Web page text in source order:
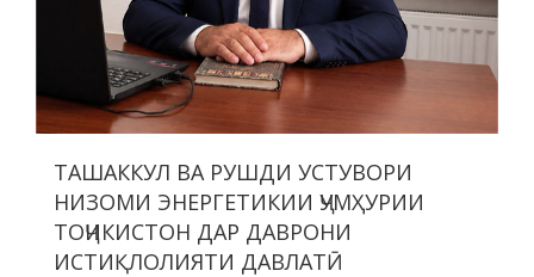
ТАШАККУЛ ВА РУШДИ УСТУВОРИ
НИЗОМИ ЭНЕРГЕТИКИИ ҶУМҲУРИИ
ТОҶИКИСТОН ДАР ДАВРОНИ
ИСТИҚЛОЛИЯТИ ДАВЛАТӢ